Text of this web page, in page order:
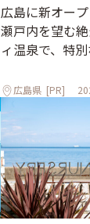
広島に新オープ
瀬戸内を望む
ィ温泉で、特
広島県[PR]